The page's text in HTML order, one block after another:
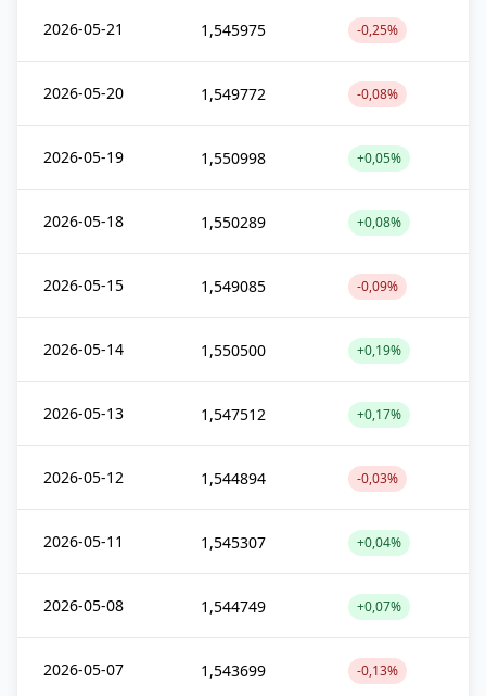
2026-05-21 1,545975 -0,25%
2026-05-20 1,549772 -0,08%
2026-05-19 1,550998 +0,05%
2026-05-18 1,550289 +0,08%
2026-05-15 1,549085 -0,09%
2026-05-14 1,550500 +0,19%
2026-05-13 1,547512 +0,17%
2026-05-12 1,544894 -0,03%
2026-05-11 1,545307 +0,04%
2026-05-08 1,544749 +0,07%
2026-05-07 1,543699 -0,13%